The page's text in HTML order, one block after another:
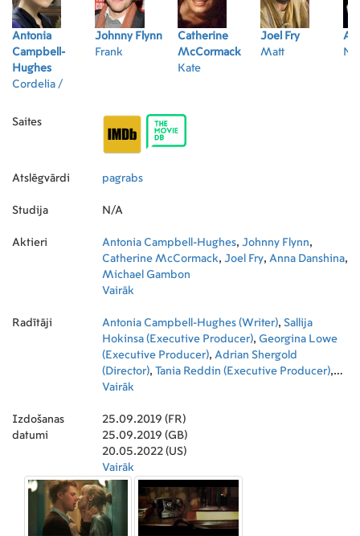
Antonia
Campbell-
Hughes
Cordelia /
Johnny Flynn
Frank
Catherine
McCormack
Kate
Joel Fry
Matt
Saites
Atslēgvārdi pagrabs
Studija N/A
Aktieri Antonia Campbell-Hughes, Johnny Flynn,
Catherine McCormack, Joel Fry, Anna Danshina,
Michael Gambon
Vairāk
Radītāji Antonia Campbell-Hughes (Writer), Sallija
Hokinsa (Executive Producer), Georgina Lowe
(Executive Producer), Adrian Shergold
(Director), Tania Reddin (Executive Producer),
Kevin Proctor (Producer)
Vairāk
Izdošanas
datumi
25.09.2019 (FR)
25.09.2019 (GB)
20.05.2022 (US)
Vairāk